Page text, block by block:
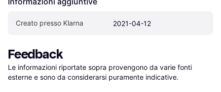
Creato presso Klarna 2021-04-12
Feedback
Le informazioni riportate sopra provengono da varie fonti
esterne e sono da considerarsi puramente indicative.